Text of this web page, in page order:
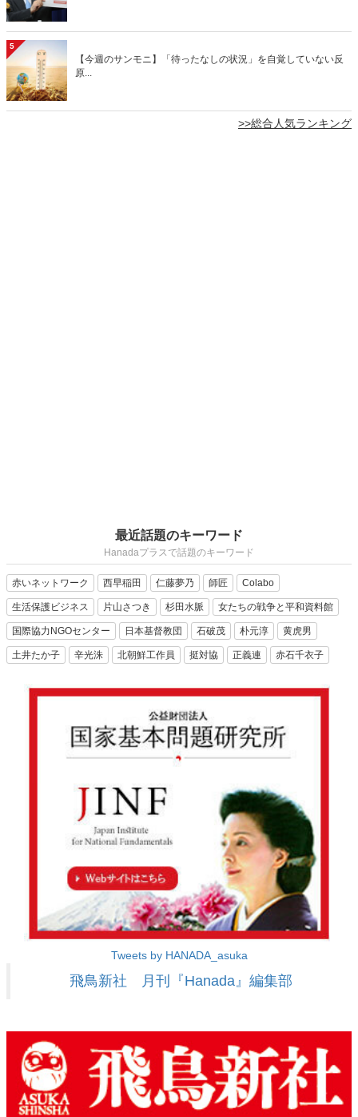
5
【今週のサンモニ】「待ったなしの状況」を自覚していない反
原...
>>総合人気ランキング
最近話題のキーワード
Hanadaプラスで話題のキーワード
赤いネットワーク 西早稲田 仁藤夢乃 師匠 Colabo
生活保護ビジネス 片山さつき 杉田水脈 女たちの戦争と平和資料館
国際協力NGOセンター 日本基督教団 石破茂 朴元淳 黄虎男
土井たか子 辛光洙 北朝鮮工作員 挺対協 正義連 赤石千衣子
Tweets by HANADA_asuka
飛鳥新社 月刊『Hanada』編集部